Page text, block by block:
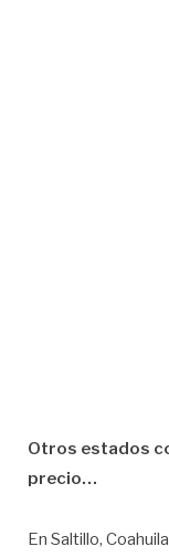
Otros estados
precio…
En Saltillo,